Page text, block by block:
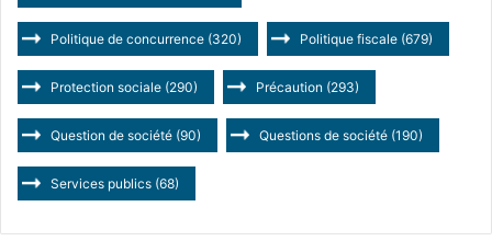
Politique de concurrence (320) Politique fiscale (679)
Protection sociale (290) Précaution (293)
Question de société (90) Questions de société (190)
Services publics (68)